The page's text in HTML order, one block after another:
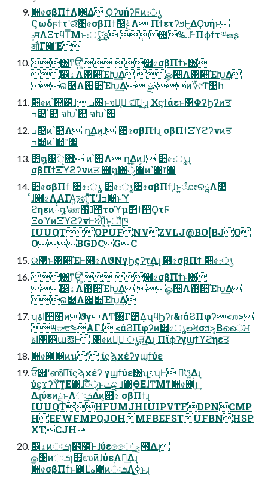
૊৫σβΠϯΛֶ΂Δ ϘʔυήʔϜͷ։ൃ
Ϛωδϝϯτʹରͯ͠૊৫σβΠϯ஌ݟΛ ΠϯετʔϧͰ͖ΔϘυήͱ
ݚमΛΞτϥΤ͞Μͱ։ൃͯ͠·͢ʂ ݄೔%..ࣾͰΠϕϯτ༧ఆʂ
औΓ૊Έ
͸ͳ͢ਓʹ͍ͭͯ ૊৫σβΠϯͱ͸
෼ۀΛ࢓૊ΈԽ͢Δ ௐ੔Λ࢓૊ΈԽ͢Δ
ର࿩Λ࢓૊ΈԽ͢Δ ࣄྫͷ؆୯ͳ͝঺հ
૊৫ͷ՝୊͸ɺ ߏ଄ͱจԽ͕ ଘࡏ͠·͢ɻ Χϛϯάεͱ΢ΦʔϦʔͷਤ
ߏ଄՝୊ จԽ՝୊ จԽ՝୊
ߏ଄ͷ՝୊Λ ղܾ͢Δͷ͕ɺ ૊৫σβΠϯɻ σβΠϯΞϓϩʔνͷਤ
ߏ଄ͷ՝୊෦෼
಺໘΍ؔ܎ੑ ͷ՝୊Λ ղܾ͢Δͷ͕ɺ ૊৫։ൃɻ
σβΠϯΞϓϩʔνͷਤ ಺໘΍ؔ܎ੑͷ՝୊෦෼
૊৫σβΠϯ ૊৫։ൃ ૊৫։ൃ͔૊৫σβΠϯ͔ɺͱ͍͏ೋ߲ରཱΛ௒͑
ͯɺ૊৫ΛΑΓΑ͍ঢ়ଶʹ͍ͯͨ͘͠Ίʹɺߏ଄ͱϓ
ϩηεͷ྆໘ʹண໨ͯ͠ɺ൒τοϓμ΢ϯ൒ϘτϜ
ΞοϓͷΞϓϩʔνͰਐΊ͍ͯ͘͜ͱ͕ॏཁ
IUUQTOPUFNVZVLJ@BO[BJO
OBGDCGC
ର࿩ͱ࢓૊ΈͰ૊৫ΛϑΝγϦςʔτ͢Δɻ ૊৫σβΠϯ ૊৫։ൃ
͸ͳ͢ਓʹ͍ͭͯ ૊৫σβΠϯͱ͸
෼ۀΛ࢓૊ΈԽ͢Δ ௐ੔Λ࢓૊ΈԽ͢Δ
ର࿩Λ࢓૊ΈԽ͢Δ
ʮاۀ੒௕ͷϑγΛͲ͏৐Γ੾Δ͔ʯϥϦʔɾ&ɾάϨΠφʔ<ஶ>
౻ాত༤ΑΓɺ <άϨΠφʔͷ૊৫ൃలϞσϧ>͔Βൈਮ
اۀ੒௕աఔͰ ૊৫ͷน͕ ൃੜ͢Δɻ Πϊϕʔγϣϯϓϩηεਤ
૊৫੒௕ͷนʹ ίϛϡχέʔγϣϯύε
ਓ਺ʹൺྫ͠ίϛϡχέʔ γϣϯύε͸ʮֻ͚ࢉʯͰ ૿͑ଓ͚Δɻ
ύε͕ϫʔΫ͠ͳ͚Ε͹ɺಁ໌ੑͱࡋ ྔݖ͸ࣦΘΕɺͲΜͳ૊৫΋่յ͢
Δɻύεͷྔͱ࣭Λઃܭ͢Δͷ͕૊৫ σβΠϯɻ
IUUQTHFUMJHIUIPVTFDPNCMP
HEFWFMPQJOHMFBEFSTUFBNHSP
XTCJH
෼ۀͷઃܭɿ໾ׂ෼ׂͰɺύεෛՙ࡟ݮ͢Δɻ
ௐ੔ͷઃܭɿ໾ׂಉ࢜ͷɺύε࣭Λྑ͘͢Δɻ
૊৫σβΠϯͱ͸Լه̎఺ͷઃܭΛߦ͏͜ͱɻ